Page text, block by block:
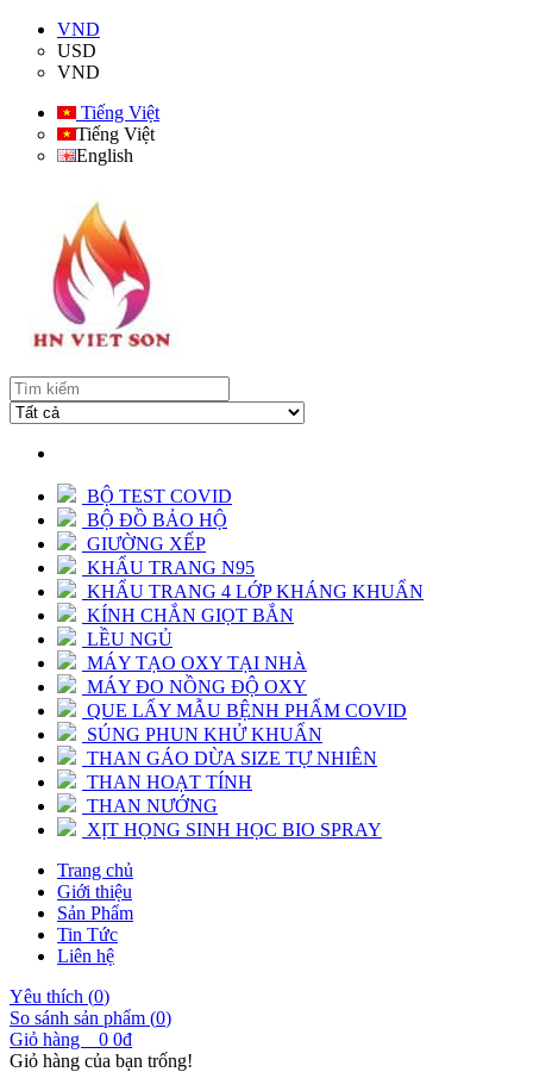
VND
USD
VND
Tiếng Việt
Tiếng Việt
English
BỘ TEST COVID
BỘ ĐỒ BẢO HỘ
GIƯỜNG XẾP
KHẨU TRANG N95
KHẨU TRANG 4 LỚP KHÁNG KHUẨN
KÍNH CHẮN GIỌT BẮN
LỀU NGỦ
MÁY TẠO OXY TẠI NHÀ
MÁY ĐO NỒNG ĐỘ OXY
QUE LẤY MẪU BỆNH PHẨM COVID
SÚNG PHUN KHỬ KHUẨN
THAN GÁO DỪA SIZE TỰ NHIÊN
THAN HOẠT TÍNH
THAN NƯỚNG
XỊT HỌNG SINH HỌC BIO SPRAY
Trang chủ
Giới thiệu
Sản Phẩm
Tin Tức
Liên hệ
Yêu thích (0)
So sánh sản phẩm (0)
Giỏ hàng
0 0đ
Giỏ hàng của bạn trống!